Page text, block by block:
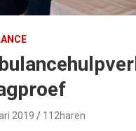
2019 112haren